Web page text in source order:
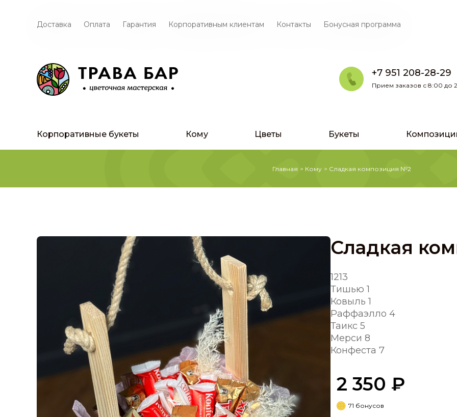
Доставка Оплата Гарантия Корпоративным клиентам Контакты Бонусная программа
+7 951 208-28-29
Прием заказов с 8:00 до
Корпоративные букеты Кому Цветы Букеты
Главная > Кому > Сладкая композиция №2
Сладкая
1213
Тишью 1
Ковыль 1
Раффаэлло 4
Таикс 5
Мерси 8
Конфеста 7
2 350 ₽
71 бонусов